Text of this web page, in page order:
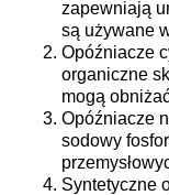
zapewniają
są używane
Opóźniacze
organiczne
mogą
Opóźniacze
sodowy
Syntetyczne